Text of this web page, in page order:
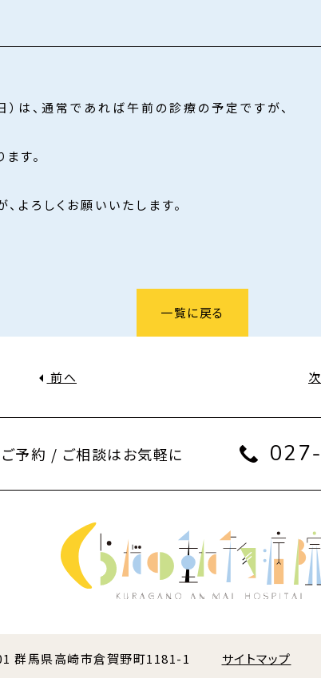
は、通常であれば午前の診療の予定ですが、
す。
よろしくお願いいたします。
一覧に戻る
前へ
ご予約 / ご相談はお気軽に
群馬県高崎市倉賀野町1181-1 サイトマップ